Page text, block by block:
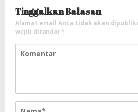
Tinggalkan Balasan
Alamat email Anda tidak akan
wajib ditandai *